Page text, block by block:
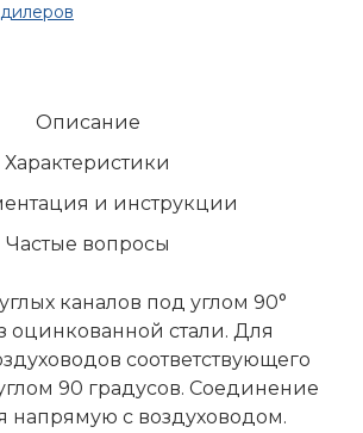
Описание
Характеристики
и инструкции
Частые вопросы
каналов под углом 90°
оцинкованной стали. Для
соответствующего
90 градусов. Соединение
напрямую с воздуховодом.